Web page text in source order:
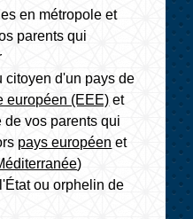
en métropole et
parents qui
citoyen d'un pays de
européen (EEE) et
de vos parents qui
pays européen et
)
ou orphelin de